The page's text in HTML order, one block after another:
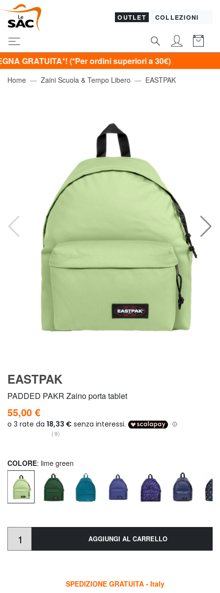
OUTLET COLLEZIONI
(*Per ordini superiori a 30€)
Home Zaini Scuola & Tempo Libero EASTPAK
EASTPAK
PADDED PAKR Zaino porta tablet
55,00 €
(9)
COLORE: lime green
AGGIUNGI AL CARRELLO
SPEDIZIONE GRATUITA - Italy